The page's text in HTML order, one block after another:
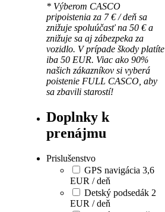
* Výberom CASCO
pripoistenia za 7 € / deň sa
znižuje spoluúčasť na 50 € a
znižuje sa aj zábezpeka za
vozidlo. V prípade škody platíte
iba 50 EUR. Viac ako 90%
našich zákazníkov si vyberá
poistenie FULL CASCO, aby
sa zbavili starostí!
Doplnky k
prenájmu
Prislušenstvo
GPS navigácia 3,6
EUR / deň
Detský podsedák 2
EUR / deň